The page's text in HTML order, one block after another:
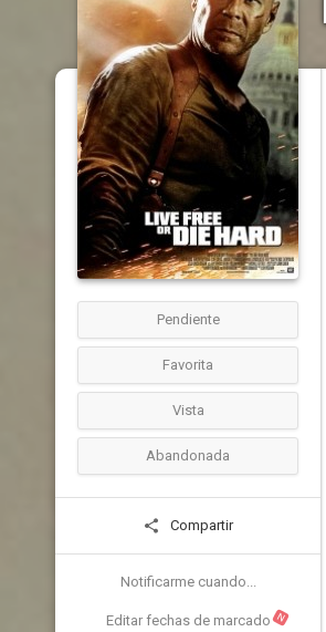
Pendiente
Favorita
Vista
Abandonada
Compartir
Notificarme cuando...
Editar fechas de marcado N